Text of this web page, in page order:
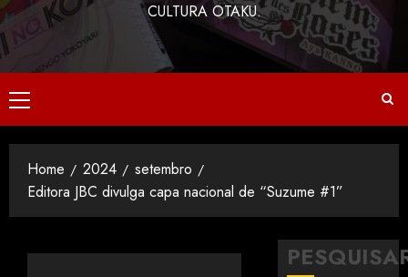
CULTURA OTAKU.
Home 2024
setembro
Editora JBC divulga capa nacional de “Suzume #1”